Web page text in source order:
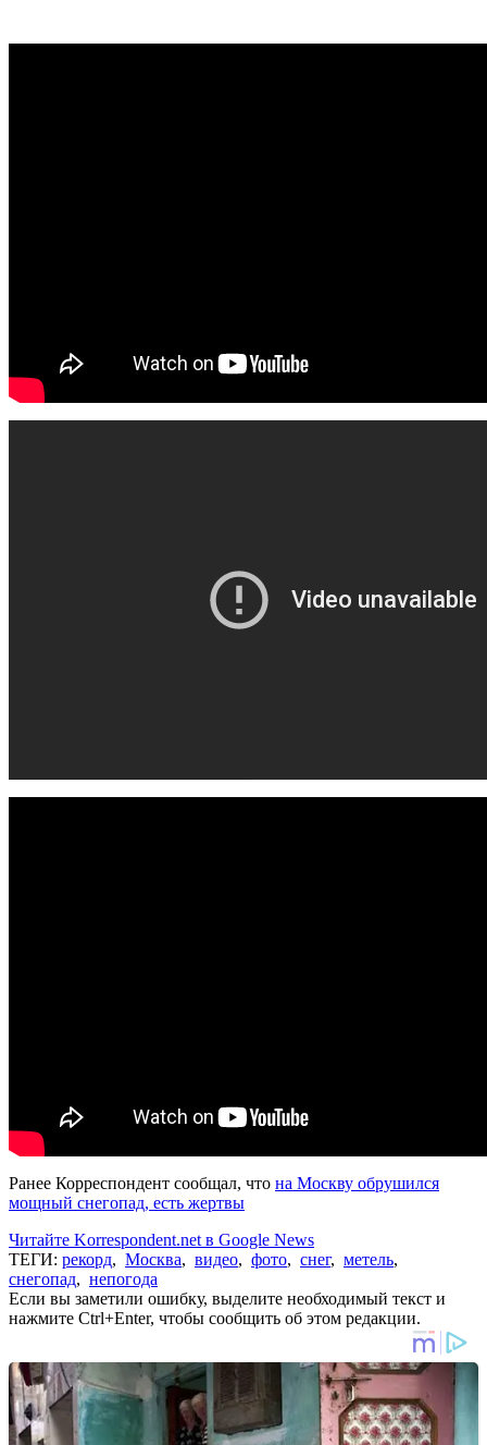
Ранее Корреспондент сообщал, что на Москву обрушился
мощный снегопад, есть жертвы
Читайте Korrespondent.net в Google News
ТЕГИ: рекорд, Москва, видео, фото, снег, метель,
снегопад, непогода
Если вы заметили ошибку, выделите необходимый текст и
нажмите Ctrl+Enter, чтобы сообщить об этом редакции.